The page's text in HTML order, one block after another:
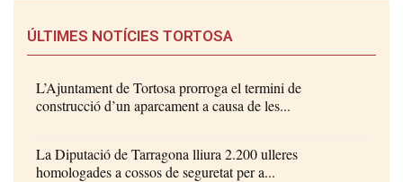
ÚLTIMES NOTÍCIES TORTOSA
L’Ajuntament de Tortosa prorroga el termini de
construcció d’un aparcament a causa de les...
La Diputació de Tarragona lliura 2.200 ulleres
homologades a cossos de seguretat per a...